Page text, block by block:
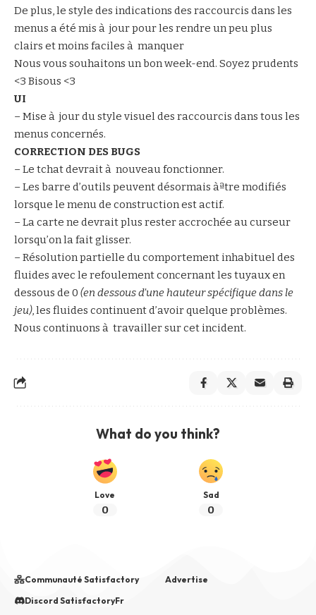
De plus, le style des indications des raccourcis dans les
menus a été mis à jour pour les rendre un peu plus
clairs et moins faciles à manquer
Nous vous souhaitons un bon week-end. Soyez prudents
<3 Bisous <3
UI
– Mise à jour du style visuel des raccourcis dans tous les
menus concernés.
CORRECTION DES BUGS
– Le tchat devrait à nouveau fonctionner.
– Les barre d’outils peuvent désormais àªtre modifiés
lorsque le menu de construction est actif.
– La carte ne devrait plus rester accrochée au curseur
lorsqu’on la fait glisser.
– Résolution partielle du comportement inhabituel des
fluides avec le refoulement concernant les tuyaux en
dessous de 0 (en dessous d’une hauteur spécifique dans le
jeu), les fluides continuent d’avoir quelque problèmes.
Nous continuons à travailler sur cet incident.
What do you think?
Love
0
Sad
0
Communauté Satisfactory
Discord SatisfactoryFr
Advertise